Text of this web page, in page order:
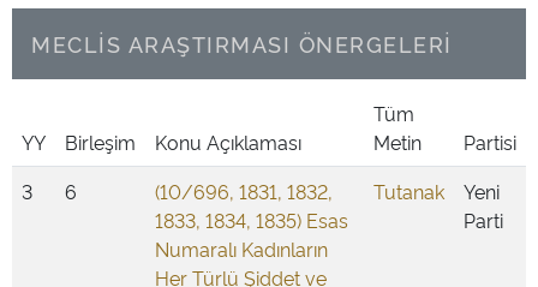
MECLİS ARAŞTIRMASI ÖNERGELERİ
YY Birleşim Konu Açıklaması
Tüm
Metin
Partisi
3
6
(10/696, 1831, 1832,
1833, 1834, 1835) Esas
Numaralı Kadınların
Her Türlü Şiddet ve
Tutanak
Yeni
Parti